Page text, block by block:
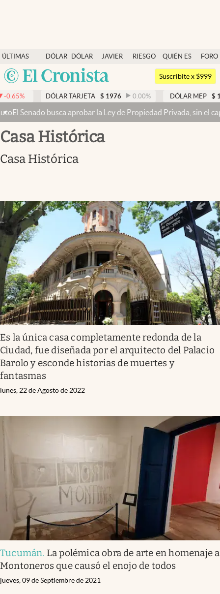
ÚLTIMAS
NOTICIAS
DÓLAR
DÓLAR
BLUE
JAVIER
RIESGO
QUIÉN ES
QUIÉN
FORO
Argentina
México
USA
Dólar
Members
Economía y Política
Finanzas y Mercados
Mercados Online
Apertura
Infotechnology
Clase
Clima
Mundial 2026
Eventos Corporativos
El Cronista Studio
Mediakit
abre en nueva pestaña
Argentina
Suscribite x $999
% DÓLAR TARJETA $ 1976 0.00% DÓLAR MEP $
busca aprobar la Ley de Propiedad Privada, sin el
Casa Histórica
Casa Histórica
Es la única casa completamente redonda de la
Ciudad, fue diseñada por el arquitecto del Palacio
Barolo y esconde historias de muertes y
fantasmas
lunes, 22 de Agosto de 2022
Tucumán. La polémica obra de arte en homenaje a
Montoneros que causó el enojo de todos
jueves, 09 de Septiembre de 2021